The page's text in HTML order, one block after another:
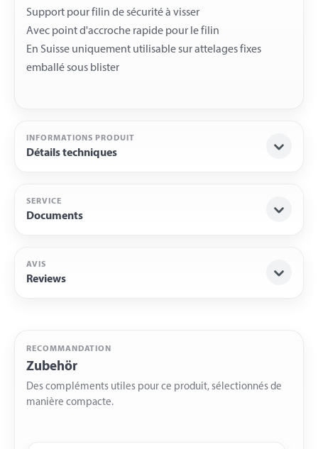
Support pour filin de sécurité à visser
Avec point d'accroche rapide pour le filin
En Suisse uniquement utilisable sur attelages fixes
INFORMATIONS PRODUIT
Détails techniques
SERVICE
Documents
AVIS
Reviews
RECOMMANDATION
Zubehör
Des compléments utiles pour ce produit, sélectionnés de
manière compacte.